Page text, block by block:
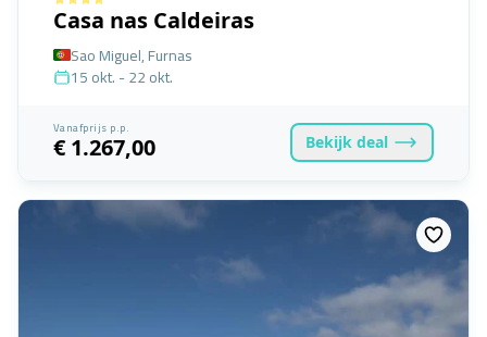
Casa nas Caldeiras
Sao Miguel, Furnas
15 okt. - 22 okt.
Vanafprijs p.p.
€ 1.267,00 Bekijk deal